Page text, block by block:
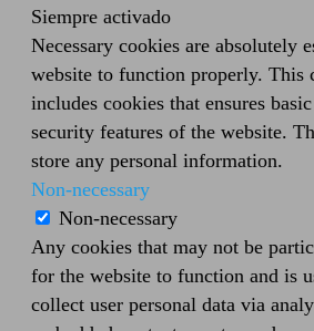
Siempre activado
Necessary cookies are absolutely
website to function properly. This
includes cookies that ensures
security features of the website.
store any personal information.
Non-necessary
Non-necessary
Any cookies that may not be
for the website to function and is
collect user personal data via